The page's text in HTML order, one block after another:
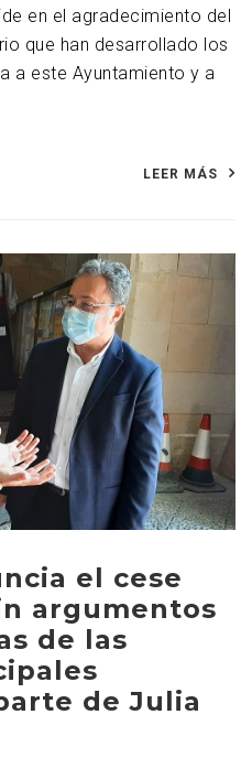
en el agradecimiento del
que han desarrollado los
a este Ayuntamiento y a
LEER MÁS
el cese
argumentos
de las
de Julia